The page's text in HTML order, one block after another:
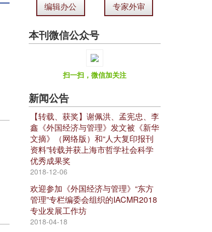
编辑办公 专家外审
本刊微信公众号
扫一扫，微信加关注
新闻公告
【转载、获奖】谢佩洪、孟宪忠、李
鑫《外国经济与管理》发文被《新华
文摘》（网络版）和“人大复印报刊
资料”转载并获上海市哲学社会科学
优秀成果奖
2018-12-06
欢迎参加《外国经济与管理》“东方
管理”专栏编委会组织的IACMR2018
专业发展工作坊
2018-04-18